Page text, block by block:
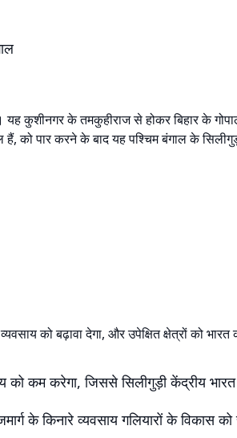
कुशीनगर के तमकुहीराज से होकर बिहार के
को पार करने के बाद यह पश्चिम बंगाल के
को बढ़ावा देगा, और उपेक्षित क्षेत्रों को
को कम करेगा, जिससे सिलीगुड़ी केंद्रीय
के किनारे व्यवसाय गलियारों के विकास